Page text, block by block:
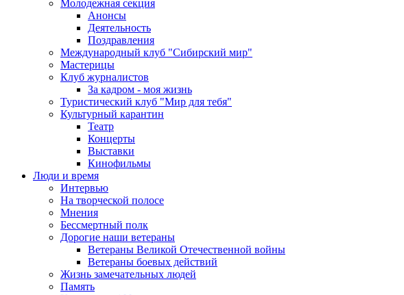
Молодежная секция
Анонсы
Деятельность
Поздравления
Международный клуб "Сибирский мир"
Мастерицы
Клуб журналистов
За кадром - моя жизнь
Туристический клуб "Мир для тебя"
Культурный карантин
Театр
Концерты
Выставки
Кинофильмы
Люди и время
Интервью
На творческой полосе
Мнения
Бессмертный полк
Дорогие наши ветераны
Ветераны Великой Отечественной войны
Ветераны боевых действий
Жизнь замечательных людей
Память